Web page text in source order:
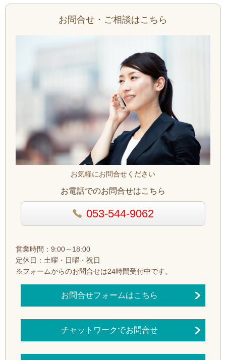
お問合せ・ご相談はこちら
お気軽にお問合せください
お電話でのお問合せはこちら
053-544-9062
営業時間：9:00～18:00
定休日：土曜・日曜・祝日
※フォームからのお問合せは24時間受付中です。
お問合せフォームはこちら
チャットワークでお問合せ